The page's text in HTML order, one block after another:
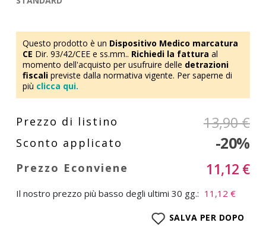
Questo prodotto è un Dispositivo Medico marcatura
CE Dir. 93/42/CEE e ss.mm.. Richiedi la fattura al
momento dell'acquisto per usufruire delle detrazioni
fiscalipreviste dalla normativa vigente. Per saperne di
più clicca qui.
13,90 €
-20%
11,12 €
Il nostro prezzo più basso degli ultimi 30 gg.: 11,12 €
SALVA PER DOPO